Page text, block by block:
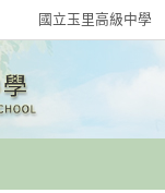
國立玉里高級中學